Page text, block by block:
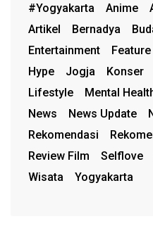
#Yogyakarta
Anime
Artikel
Bernadya
Entertainment
Feature
Hype
Jogja Konser
Lifestyle
Mental
News
News Update
Rekomendasi
Review Film
Selflove
Wisata
Yogyakarta